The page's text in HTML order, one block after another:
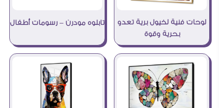
لوحات فنية لخيول برية تعدو
بحرية وقوة
تابلوه مودرن – رسومات أطفال